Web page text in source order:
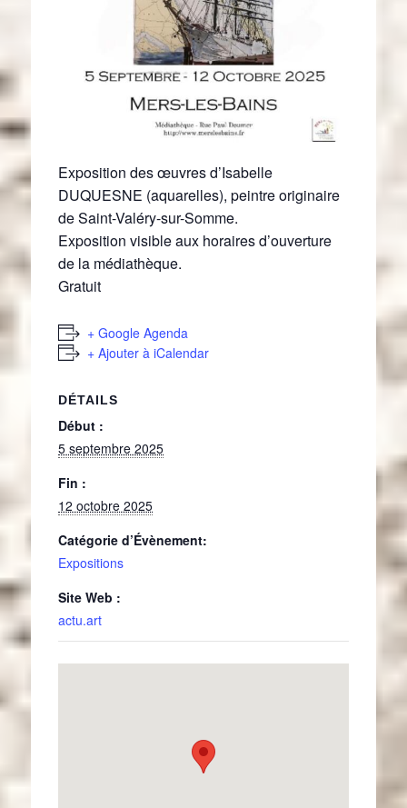
Exposition des œuvres d’Isabelle
DUQUESNE (aquarelles), peintre originaire
de Saint-Valéry-sur-Somme.
Exposition visible aux horaires d’ouverture
de la médiathèque.
Gratuit
+ Google Agenda
+ Ajouter à iCalendar
DÉTAILS
Début :
5 septembre 2025
Fin :
12 octobre 2025
Catégorie d’Évènement:
Expositions
Site Web :
actu.art